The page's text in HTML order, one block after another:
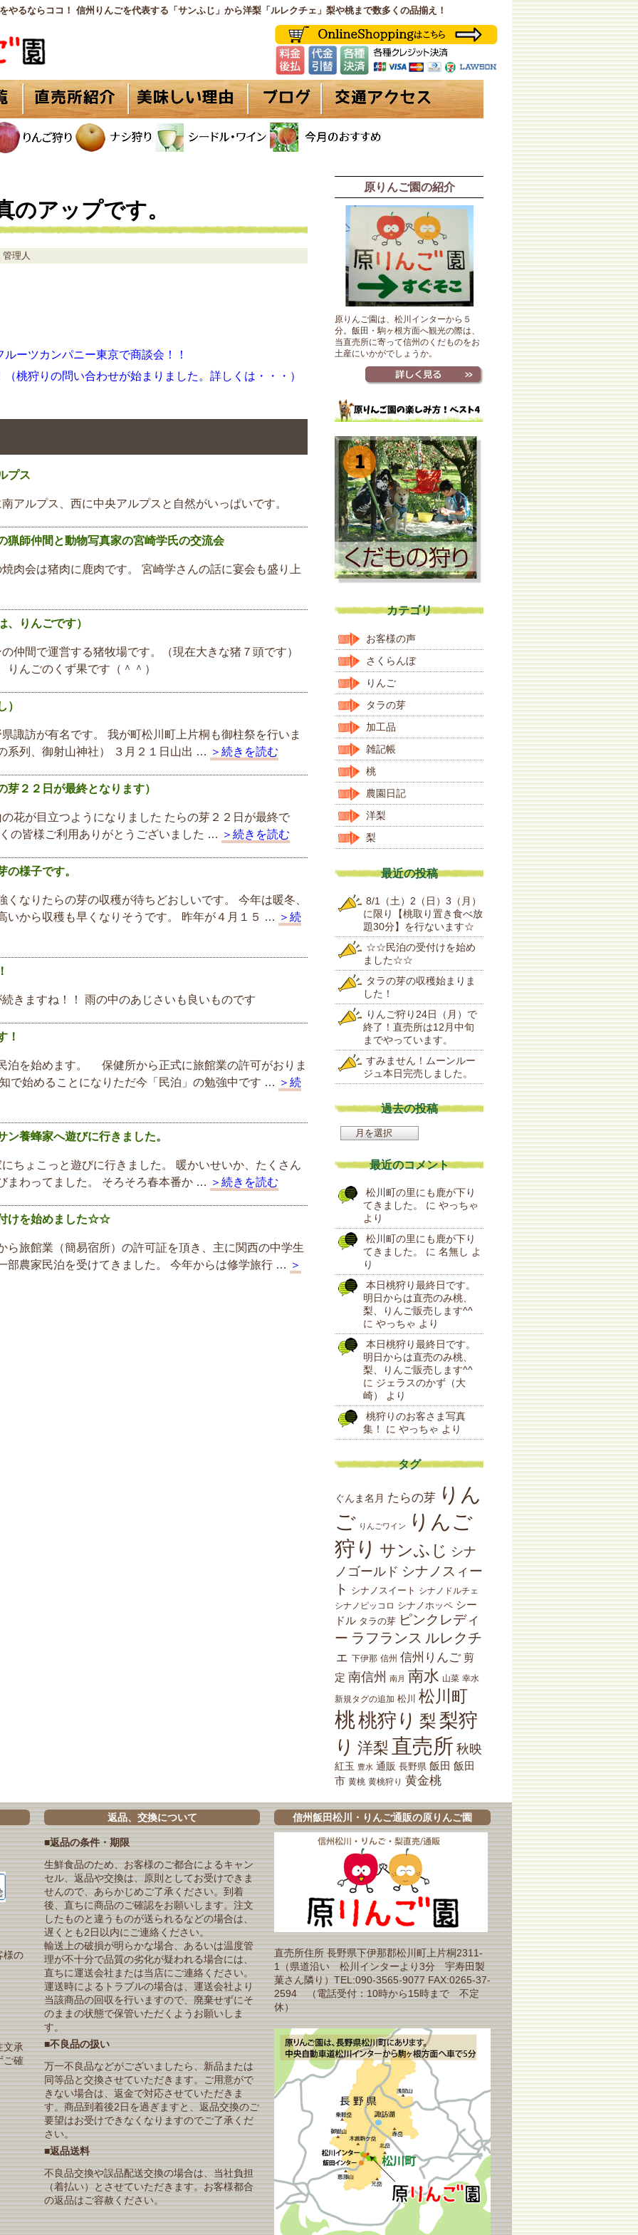
やるならココ！ 信州りんごを代表する「サンふじ」から洋梨「ルレクチェ」梨や桃まで数多くの品揃え！
のアップです。
管理人
ーツカンパニー東京で商談会！！
桃狩りの問い合わせが始まりました。詳しくは・・・）
プス
アルプス、西に中央アルプスと自然がいっぱいです。
猟師仲間と動物写真家の宮崎学氏の交流会
肉会は猪肉に鹿肉です。 宮崎学さんの話に宴会も盛り上
、りんごです）
仲間で運営する猪牧場です。（現在大きな猪７頭です）
りんごのくず果です（＾＾）
）
諏訪が有名です。 我が町松川町上片桐も御柱祭を行いま
系列、御射山神社） ３月２１日山出 … ＞続きを読む
芽２２日が最終となります）
花が目立つようになりました たらの芽２２日が最終で
の皆様ご利用ありがとうございました … ＞続きを読む
の様子です。
くなりたらの芽の収穫が待ちどおしいです。 今年は暖冬、
いから収穫も早くなりそうです。 昨年が４月１５ … ＞続
きますね！！ 雨の中のあじさいも良いものです
！
泊を始めます。 保健所から正式に旅館業の許可がおりま
で始めることになりただ今「民泊」の勉強中です … ＞続
ン養蜂家へ遊びに行きました。
ちょこっと遊びに行きました。 暖かいせいか、たくさん
まわってました。 そろそろ春本番か … ＞続きを読む
けを始めました☆☆
ら旅館業（簡易宿所）の許可証を頂き、主に関西の中学生
部農家民泊を受けてきました。 今年からは修学旅行 … ＞
原りんご園の紹介
原りんご園は、松川インターから５
分。飯田・駒ヶ根方面へ観光の際は、
当直売所に寄って信州のくだものをお
土産にいかがでしょうか。
カテゴリ
お客様の声
さくらんぼ
りんご
タラの芽
加工品
雑記帳
桃
農園日記
洋梨
梨
最近の投稿
8/1（土）2（日）3（月）
に限り【桃取り置き食べ放
題30分】を行ないます☆
☆☆民泊の受付けを始め
ました☆☆
タラの芽の収穫始まりま
した！
りんご狩り24日（月）で
終了！直売所は12月中旬
までやっています。
すみません！ムーンルー
ジュ本日完売しました。
過去の投稿
去
投
最近のコメント
松川町の里にも鹿が下り
てきました。
に やっちゃ
より
松川町の里にも鹿が下り
てきました。
に 名無し よ
り
本日桃狩り最終日です。
明日からは直売のみ桃、
梨、りんご販売します^^
に やっちゃ より
本日桃狩り最終日です。
明日からは直売のみ桃、
梨、りんご販売します^^
に ジェラスのかず（大
崎）
より
桃狩りのお客さま写真
集！
に やっちゃ より
タグ
ぐんま名月 たらの芽 りん
ご りんごワイン
りんご
狩り サンふじ シナ
ノゴールド シナノスィー
ト シナノスイート シナノドルチェ
シナノピッコロ シナノホッペ シー
ドル タラの芽 ピンクレディ
ー ラフランス ルレクチ
ェ 下伊那 信州 信州りんご 剪
定 南信州 南月 南水 山菜 幸水
新規タグの追加 松川 松川町
桃桃狩り 梨 梨狩
り 洋梨 直売所 秋映
紅玉 豊水 通販 長野県 飯田 飯田
市 黄桃 黄桃狩り 黄金桃
様の
文承
ご確
返品、交換について
■返品の条件・期限
生鮮食品のため、お客様のご都合によるキャン
セル、返品や交換は、原則としてお受けできま
せんので、あらかじめご了承ください。到着
後、直ちに商品のご確認をお願いします。注文
したものと違うものが送られるなどの場合は、
遅くとも2日以内にご連絡ください。
輸送上の破損が明らかな場合、あるいは温度管
理が不十分で品質の劣化が疑われる場合には、
直ちに運送会社または当店にご連絡ください。
運送時によるトラブルの場合は、運送会社より
当該商品の回収を行いますので、廃棄せずにそ
のままの状態で保管いただくようお願いしま
す。
■不良品の扱い
万一不良品などがございましたら、新品または
同等品と交換させていただきます。ご用意がで
きない場合は、返金で対応させていただきま
す。商品到着後2日を過ぎますと、返品交換のご
要望はお受けできなくなりますのでご了承くだ
さい。
■返品送料
不良品交換や誤品配送交換の場合は、当社負担
（着払い）とさせていただきます。お客様都合
の返品はご容赦ください。
信州飯田松川・りんご通販の原りんご園
直売所住所 長野県下伊那郡松川町上片桐2311-
1（県道沿い 松川インターより3分 宇寿田製
菓さん隣り）TEL:090-3565-9077 FAX:0265-37-
2594 （電話受付：10時から15時まで 不定
休）